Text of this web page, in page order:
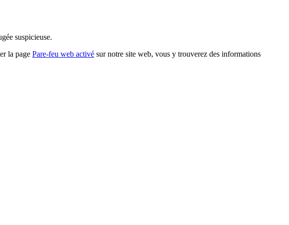
suspicieuse.
la page Pare-feu web activé sur notre site web, vous y trouverez des informations